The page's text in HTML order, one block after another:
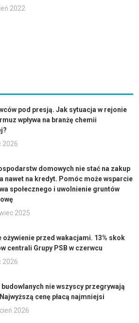
2022
pod presją. Jak sytuacja w rejonie
wpływa na branżę chemii
2026
domowych nie stać na zakup
nawet na kredyt. Pomóc może wsparcie
społecznego i uwolnienie gruntów
2025
ożywienie przed wakacjami. 13% skok
centrali Grupy PSB w czerwcu
2026
budowlanych nie wszyscy przegrywają
cenę płacą najmniejsi
2026